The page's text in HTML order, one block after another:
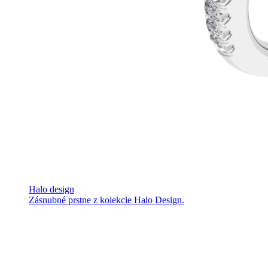
Halo design
Zásnubné prstne z kolekcie Halo Design.